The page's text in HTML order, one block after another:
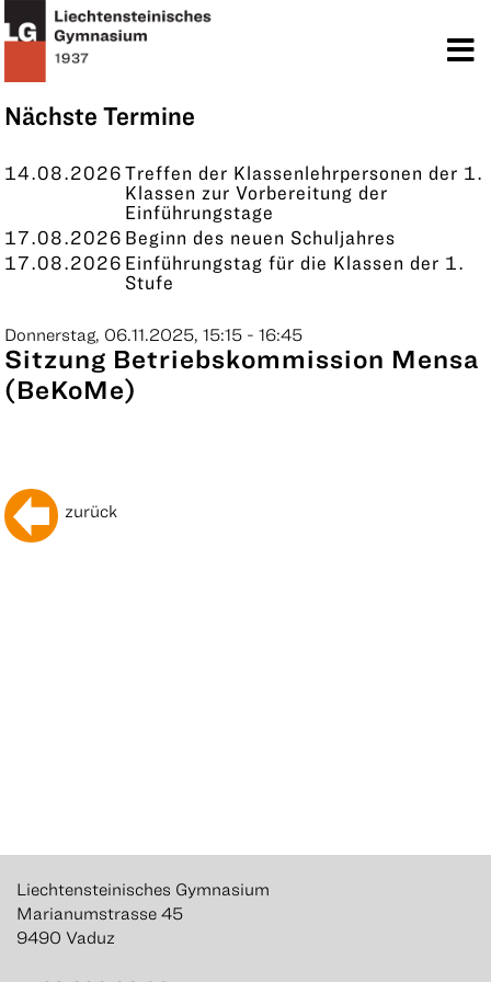
Nächste Termine
14.08.2026Treffen der Klassenlehrpersonen der 1.
Klassen zur Vorbereitung der
Einführungstage
17.08.2026 Beginn des neuen Schuljahres
17.08.2026 Einführungstag für die Klassen der 1.
Stufe
KONTAKT
Donnerstag, 06.11.2025, 15:15 - 16:45
Sitzung Betriebskommission Mensa
(BeKoMe)
zurück
Liechtensteinisches Gymnasium
Marianumstrasse 45
9490 Vaduz